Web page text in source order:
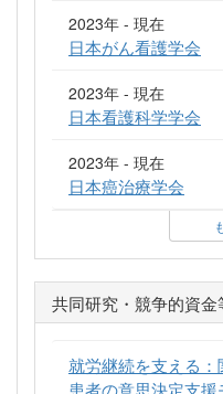
2023年 - 現在
日本がん看護学会
2023年 - 現在
日本看護科学学会
2023年 - 現在
日本癌治療学会
共同研究・競争的資金
就労継続を支える
患者の意思決定支